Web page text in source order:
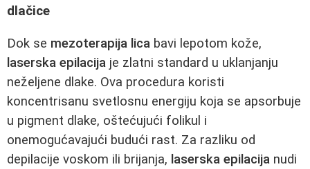
dlačice
Dok se mezoterapija lica bavi lepotom kože,
laserska epilacija je zlatni standard u uklanjanju
neželjene dlake. Ova procedura koristi
koncentrisanu svetlosnu energiju koja se apsorbuje
u pigment dlake, oštećujući folikul i
onemogućavajući budući rast. Za razliku od
depilacije voskom ili brijanja, laserska epilacija nudi